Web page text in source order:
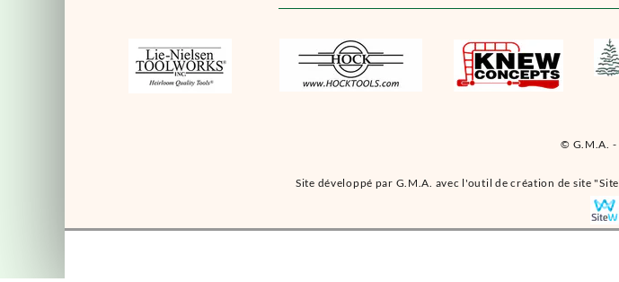
© G.M.A. -
Site développé par G.M.A. avec l'outil de création de site